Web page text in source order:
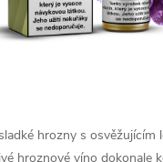
hrozny s osvěžujícím
hroznové víno dokonale